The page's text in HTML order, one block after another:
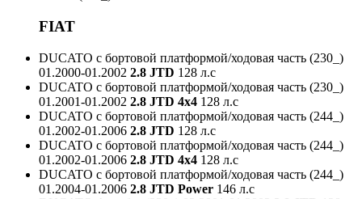
FIAT
DUCATO c бортовой платформой/ходовая часть (230_)
01.2000-01.2002 2.8 JTD 128 л.с
DUCATO c бортовой платформой/ходовая часть (230_)
01.2001-01.2002 2.8 JTD 4x4 128 л.с
DUCATO c бортовой платформой/ходовая часть (244_)
01.2002-01.2006 2.8 JTD 128 л.с
DUCATO c бортовой платформой/ходовая часть (244_)
01.2002-01.2006 2.8 JTD 4x4 128 л.с
DUCATO c бортовой платформой/ходовая часть (244_)
01.2004-01.2006 2.8 JTD Power 146 л.с